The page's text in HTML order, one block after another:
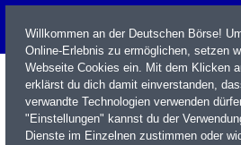
Willkommen an der Deutschen Börse!
Online-Erlebnis zu ermöglichen, setzen
Webseite Cookies ein. Mit dem Klicken
erklärst du dich damit einverstanden,
verwandte Technologien verwenden
"Einstellungen" kannst du der
Dienste im Einzelnen zustimmen oder